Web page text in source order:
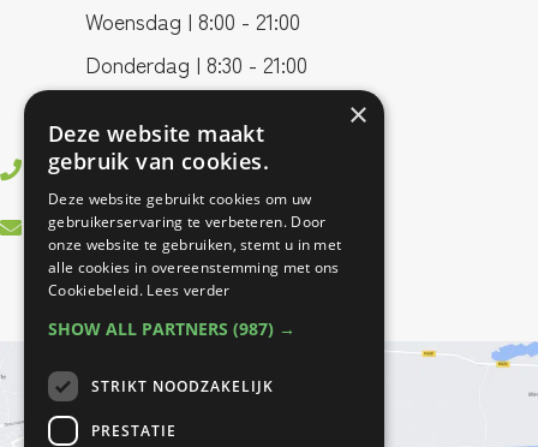
Woensdag | 8:00 - 21:00
Donderdag | 8:30 - 21:00
0499 - 37 83 55
info@bestfitfysiotherapie.nl
×
Deze website maakt
gebruik van cookies.
Deze website gebruikt cookies om uw
gebruikerservaring te verbeteren. Door
onze website te gebruiken, stemt u in met
alle cookies in overeenstemming met ons
Cookiebeleid. Lees verder
SHOW ALL PARTNERS (987) →
STRIKT NOODZAKELIJK
PRESTATIE